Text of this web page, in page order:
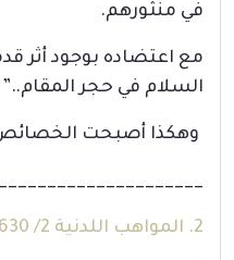
في منثورهم.
مع اعتضاده بوجود أثر
السلام في حجر المقام..”
وهكذا أصبحت الخصائص
2. المواهب اللدنية 2/ 630.